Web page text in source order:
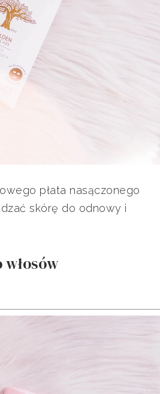
płata nasączonego
skórę do odnowy i
włosów